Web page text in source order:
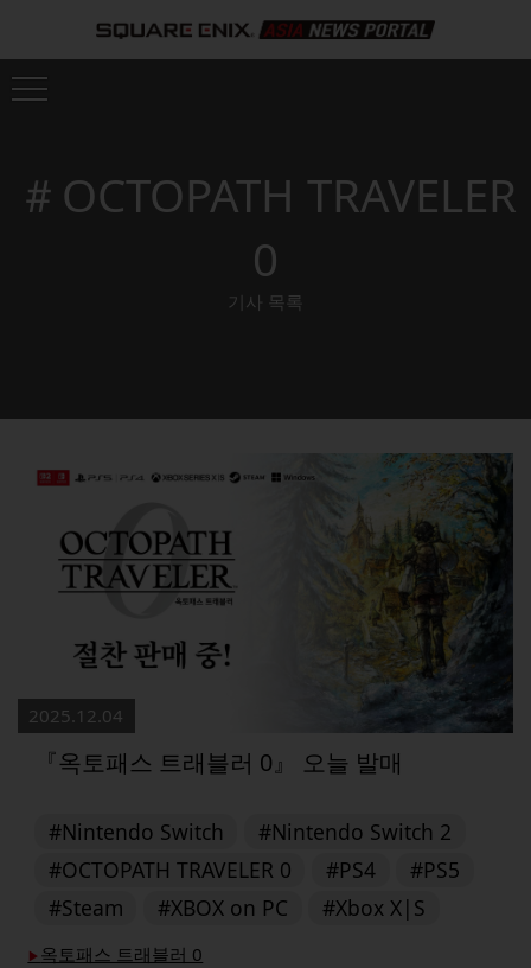
＃OCTOPATH TRAVELER
0
기사 목록
2025.12.04
『옥토패스 트래블러 0』 오늘 발매
#Nintendo Switch
#Nintendo Switch 2
#OCTOPATH TRAVELER 0
#PS4
#PS5
#Steam
#XBOX on PC #Xbox X|S
▶︎ 옥토패스 트래블러 0